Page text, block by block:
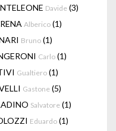
Davide (3)
Alberico (1)
Bruno (1)
Carlo (1)
Gualtiero (1)
Gastone (5)
Salvatore (1)
Eduardo (1)